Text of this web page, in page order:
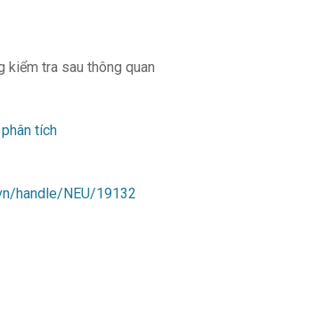
kiểm tra sau thông quan
tích
handle/NEU/19132